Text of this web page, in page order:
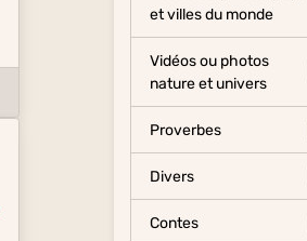
et villes du monde
Vidéos ou photos
nature et univers
Proverbes
Divers
Contes